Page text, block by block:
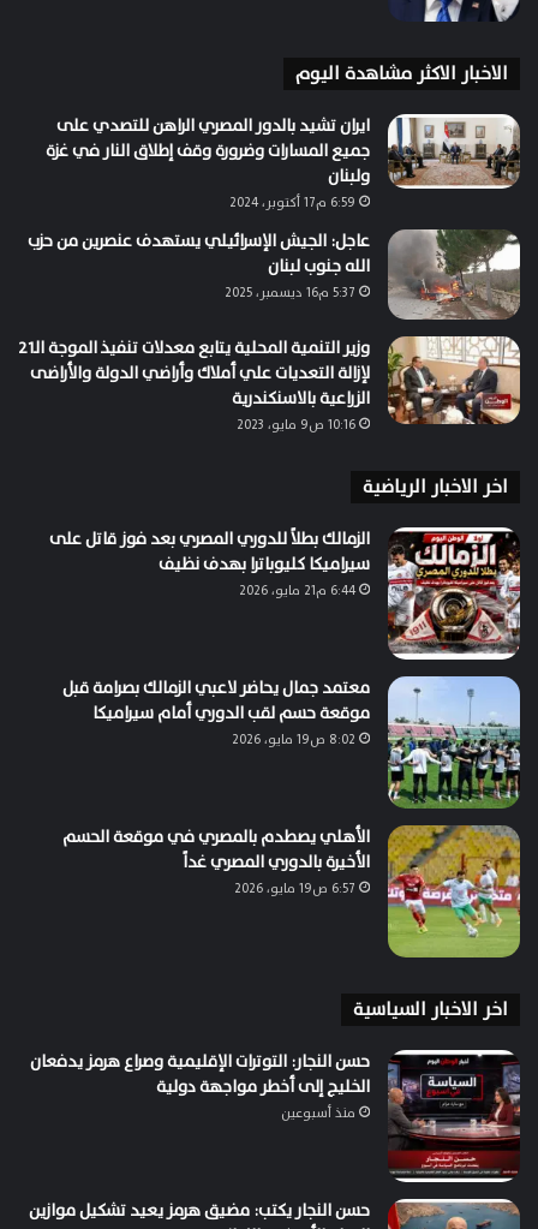
الاخبار الاكثر مشاهدة اليوم
ايران تشيد بالدور المصري الراهن للتصدي على
جميع المسارات وضرورة وقف إطلاق النار في غزة
ولبنان
6:59 م17 أكتوبر، 2024
عاجل: الجيش الإسرائيلي يستهدف عنصرين من حزب
الله جنوب لبنان
5:37 م16 ديسمبر، 2025
وزير التنمية المحلية يتابع معدلات تنفيذ الموجة الـ21
لإزالة التعديات علي أملاك وأراضي الدولة والأراضى
الزراعية بالاسنكندرية
10:16 ص9 مايو، 2023
اخر الاخبار الرياضية
الزمالك بطلاً للدوري المصري بعد فوز قاتل على
سيراميكا كليوباترا بهدف نظيف
6:44 م21 مايو، 2026
معتمد جمال يحاضر لاعبي الزمالك بصرامة قبل
موقعة حسم لقب الدوري أمام سيراميكا
8:02 ص19 مايو، 2026
الأهلي يصطدم بالمصري في موقعة الحسم
الأخيرة بالدوري المصري غداً
6:57 ص19 مايو، 2026
اخر الاخبار السياسية
حسن النجار: التوترات الإقليمية وصراع هرمز يدفعان
الخليج إلى أخطر مواجهة دولية
منذ أسبوعين
حسن النجار يكتب: مضيق هرمز يعيد تشكيل موازين